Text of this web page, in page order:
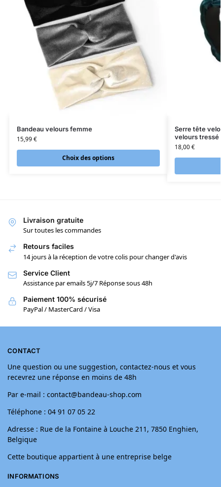
Bandeau velours femme
15,99€
Choix des options
Serre tête
velours tressé
18,00€
Livraison gratuite
Sur toutes les commandes
Retours faciles
14 jours à la réception de votre colis pour changer d'avis
Service Client
Assistance par emails 5j/7 Réponse sous 48h
Paiement 100% sécurisé
PayPal / MasterCard / Visa
CONTACT
Une question ou une suggestion, contactez-nous et vous
recevrez une réponse en moins de 48h
Par e-mail : contact@bandeau-shop.com
Téléphone : 04 91 07 05 22
Adresse : Rue de la Fontaine à Louche 211, 7850 Enghien,
Belgique
Cette boutique appartient à une entreprise belge
INFORMATIONS